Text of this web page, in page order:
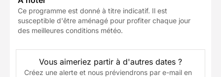
Ce programme est donné à titre indicatif. Il est
susceptible d'être aménagé pour profiter chaque jour
des meilleures conditions météo.
Vous aimeriez partir à d'autres dates ?
Créez une alerte et nous préviendrons par e-mail en